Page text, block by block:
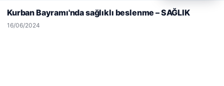
Kurban Bayramı'nda sağlıklı beslenme – SAĞLIK
16/06/2024